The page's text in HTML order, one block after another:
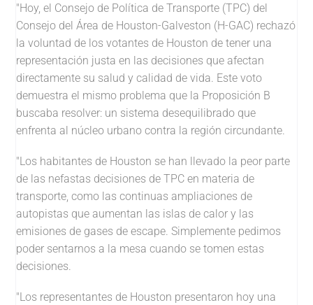
"Hoy, el Consejo de Política de Transporte (TPC) del
Consejo del Área de Houston-Galveston (H-GAC) rechazó
la voluntad de los votantes de Houston de tener una
representación justa en las decisiones que afectan
directamente su salud y calidad de vida. Este voto
demuestra el mismo problema que la Proposición B
buscaba resolver: un sistema desequilibrado que
enfrenta al núcleo urbano contra la región circundante.
"Los habitantes de Houston se han llevado la peor parte
de las nefastas decisiones de TPC en materia de
transporte, como las continuas ampliaciones de
autopistas que aumentan las islas de calor y las
emisiones de gases de escape. Simplemente pedimos
poder sentarnos a la mesa cuando se tomen estas
decisiones.
"Los representantes de Houston presentaron hoy una